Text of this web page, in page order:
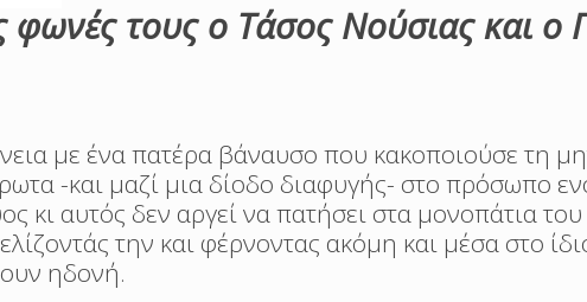
φωνές τους ο Τάσος Νούσιας και ο
με ένα πατέρα βάναυσο που κακοποιούσε τη
-και μαζί μια δίοδο διαφυγής- στο πρόσωπο
κι αυτός δεν αργεί να πατήσει στα μονοπάτια
την και φέρνοντας ακόμη και μέσα στο
ηδονή.